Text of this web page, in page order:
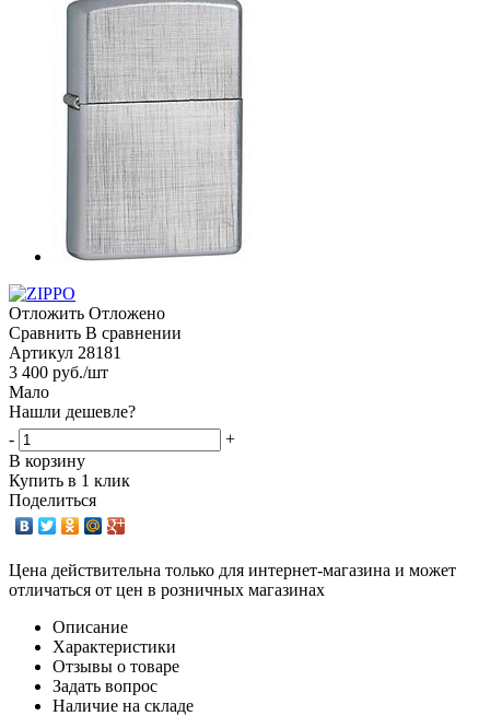
Отложить Отложено
Сравнить В сравнении
Артикул 28181
3 400 руб./шт
Мало
Нашли дешевле?
-
+
В корзину
Купить в 1 клик
Поделиться
Цена действительна только для интернет-магазина и может
отличаться от цен в розничных магазинах
Описание
Характеристики
Отзывы о товаре
Задать вопрос
Наличие на складе